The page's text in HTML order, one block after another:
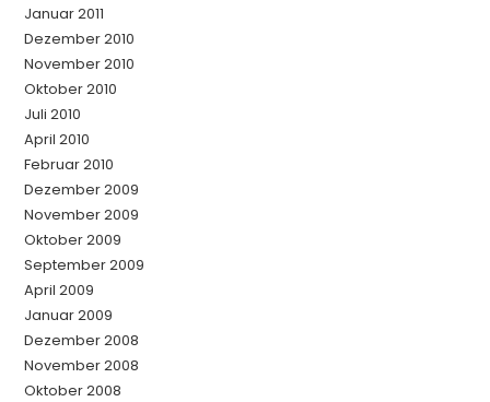
Januar 2011
Dezember 2010
November 2010
Oktober 2010
Juli 2010
April 2010
Februar 2010
Dezember 2009
November 2009
Oktober 2009
September 2009
April 2009
Januar 2009
Dezember 2008
November 2008
Oktober 2008